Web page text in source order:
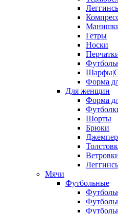
Гетры
Носки
Форма
Для женщин
Форма
Шорты
Брюки
Мячи
Футбольные